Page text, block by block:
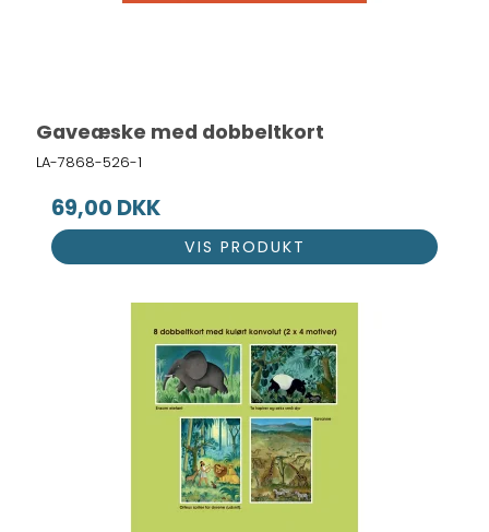
Gaveæske med dobbeltkort
LA-7868-526-1
69,00 DKK
VIS PRODUKT